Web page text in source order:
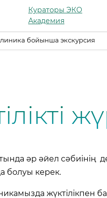
Кураторы ЭКО
Академия
бойынша экскурсия
әр әйел сәбиінің
болуы керек.
жүктілікпен